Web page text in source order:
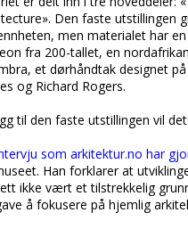
Den faste utstillingen
men materialet har
fra 200-tallet, en
et dørhåndtak designet
og Richard Rogers.
til den faste utstillingen vil
som arkitektur.no har
Han forklarer at
ikke vært et tilstrekkelig
å fokusere på hjemlig